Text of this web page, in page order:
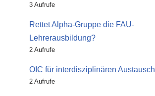
3 Aufrufe
Rettet Alpha-Gruppe die FAU-
Lehrerausbildung?
2 Aufrufe
OIC für interdisziplinären Austausch
2 Aufrufe